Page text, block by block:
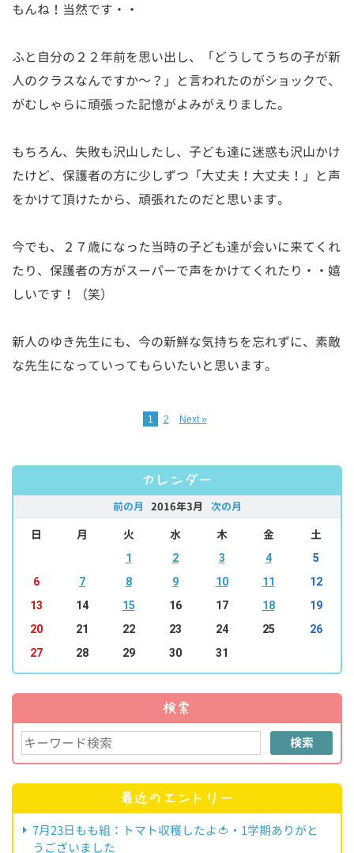
もんね！当然です・・
ふと自分の２２年前を思い出し、「どうしてうちの子が新
人のクラスなんですか～？」と言われたのがショックで、
がむしゃらに頑張った記憶がよみがえりました。
もちろん、失敗も沢山したし、子ども達に迷惑も沢山かけ
たけど、保護者の方に少しずつ「大丈夫！大丈夫！」と声
をかけて頂けたから、頑張れたのだと思います。
今でも、２７歳になった当時の子ども達が会いに来てくれ
たり、保護者の方がスーパーで声をかけてくれたり・・嬉
しいです！（笑）
新人のゆき先生にも、今の新鮮な気持ちを忘れずに、素敵
な先生になっていってもらいたいと思います。
1 2 Next »
カレンダー
前の月 2016年3月 次の月
日 月 火 水 木 金 土
1 2 3 4
5
6
7 8 9 10 11
12
13
14 15 16 17 18
19
20
21 22 23 24 25
26
27
28 29 30 31
検索
検索
最近のエントリー
7月23日もも組：トマト収穫したよ🍅・1学期ありがと
うございました